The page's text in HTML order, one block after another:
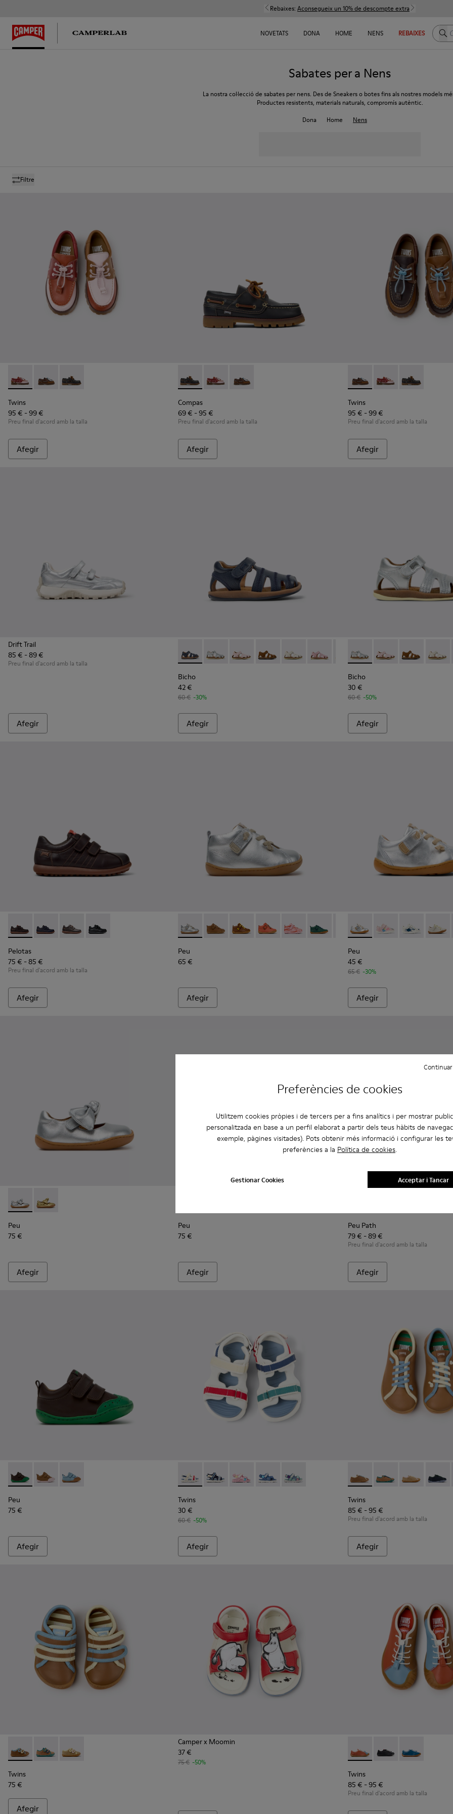
Preferències de cookies
Utilitzem cookies pròpies i de tercers per a fins analítics i per mostrar
personalitzada en base a un perfil elaborat a partir dels teus hàbits de
exemple, pàgines visitades). Pots obtenir més informació i configurar les
preferències a la Política de cookies.
Gestionar Cookies Acceptar i Tancar
Rebaixes: Aconsegueix un 10% de descompte extra
NOVETATS DONA HOME NENS REBAIXES
Sabates per a Nens
La nostra col·lecció de sabates per nens. Des de Sneakers o botes fins als nostres models
Productes resistents, materials naturals, compromís autèntic.
Dona
Home Nens
Filtre
Twins - K800416-008 - Sabates nàutiques de pell multicolor per a infants.
Twins - K800416-007 - Sabates nàutiques infantils de pell marró.
Twins - K800416-001 - Sabates nàutiques infantils de pell blaves amb soles de Goma.
Twins
95 € - 99 €
Preu final d'acord amb la talla
Afegir
Compas - K800416-001 - Sabates nàutiques infantils de pell blaves amb soles
Compas - K800416-008 - Sabates nàutiques de pell multicolor per a
Compas - K800416-007 - Sabates nàutiques infantils de pell
Compas
69 € - 95 €
Preu final d'acord amb la talla
Afegir
Twins - K800416-007 -
Twins - K800416-
Twins -
Twins
95 € - 99 €
Preu final d'acord amb la talla
Afegir
Drift Trail
85 € - 89 €
Preu final d'acord amb la talla
Afegir
Bicho - 80372-078 - Sandàlies tancades de pell blaves per a infants.
Bicho - 80372-088 - Sandàlies tancades de pell grisa per a infants.
Bicho - 80372-087
Bicho - 80372-085 - Sandàlies tancades de pell marró
Bicho - 80372-081 - Sandàlies tancades de
Bicho - 80372-079
Bicho - 80372-069
Bicho - 80372-068
Bicho - 80372-064
Bicho -
Bicho
42 €
60 € -30%
Afegir
Bicho - 80372-088 -
Bicho - 80372-087
Bicho -Bicho
Bicho
30 €
60 € -50%
Afegir
Pelotas - 80353-044 - Sabates infantils de pell i teixit marrons.
Pelotas - 80353-043
Pelotas - 80353-037
Pelotas - 80353-009
Pelotas
75 € - 85 €
Preu final d'acord amb la talla
Afegir
Peu - 80153-120 - Botes de turmell de pell grises per a infants.
Peu - 80153-119 - Botins de pell marró per a infants.
Peu - 80153-116
Peu - 80153-115
Peu - 80153-113Peu - 80153-108
Peu - 80153-107
Peu - 80153-105
Peu - 80153-104
Peu - Peu
Peu
65 €
Afegir
Peu - 80212-114 - Sabates
Peu - 80212-120
Peu - 80212-
Peu -
Peu
45 €
65 € -30%
Afegir
Peu - K800700-001 - Sabates de pell grises per a infants.
Peu - K800700-002 - Sabates grogues de pell per a infants.
Peu
75 €
Afegir
Peu
75 €
Afegir
Peu Path - K800707-002 -
Peu Path -
Peu Path
79 € - 89 €
Preu final d'acord amb la talla
Afegir
Peu - K800708-004 - Sabates infantils de pell marró.
Peu - K800708-003 - Sabates de pell marró per a infants.
Peu - K800708-002
Peu
75 €
Afegir
Twins - K800590-010 - Sandàlies tèxtils multicolors per a infants.
Twins - K800590-011 - Sandàlies de teixit i pell multicolors per a
Twins - K800590-007
Twins - K800590-006
Twins - K800590-004
Twins
30 €
60 € -50%
Afegir
Twins - K800663-007 -
Twins - K800663-004
Twins - Twins
Twins
85 € - 95 €
Preu final d'acord amb la talla
Afegir
Twins - K800666-008 - Sabatilles de pell multicolors per a infants.
Twins - K800666-006
Twins - K800666-005
Twins
75 €
Afegir
Camper x Moomin
37 €
75 € -50%
Twins - K800707-008 -
Twins - K800707-007
Twins -
Twins
85 € - 95 €
Preu final d'acord amb la talla